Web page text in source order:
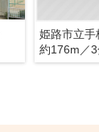
姫路市立手
約176m／